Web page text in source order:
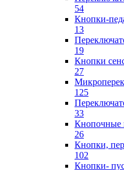
54
Кнопки-
13
19
Кнопки
27
125
33
Кнопочные
26
Кнопки,
102
Кнопки-